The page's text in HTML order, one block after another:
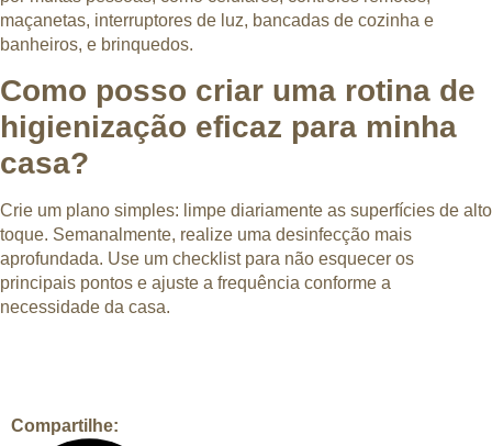
maçanetas, interruptores de luz, bancadas de cozinha e
banheiros, e brinquedos.
Como posso criar uma rotina de
higienização eficaz para minha
casa?
Crie um plano simples: limpe diariamente as superfícies de alto
toque. Semanalmente, realize uma desinfecção mais
aprofundada. Use um checklist para não esquecer os
principais pontos e ajuste a frequência conforme a
necessidade da casa.
Compartilhe: